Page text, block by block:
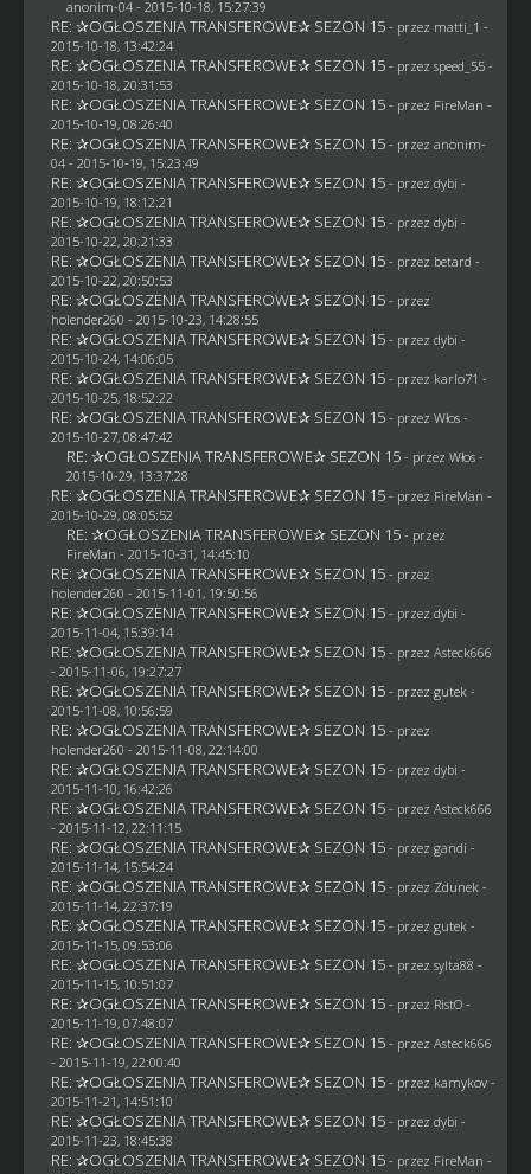
anonim-04- 2015-10-18, 15:27:39
RE: ✰OGŁOSZENIA TRANSFEROWE✰ SEZON 15 - przez matti_1 -
2015-10-18, 13:42:24
RE: ✰OGŁOSZENIA TRANSFEROWE✰ SEZON 15 - przez speed_55 -
2015-10-18, 20:31:53
RE: ✰OGŁOSZENIA TRANSFEROWE✰ SEZON 15 - przez FireMan -
2015-10-19, 08:26:40
RE: ✰OGŁOSZENIA TRANSFEROWE✰ SEZON 15 - przez anonim-
04- 2015-10-19, 15:23:49
RE: ✰OGŁOSZENIA TRANSFEROWE✰ SEZON 15 - przez dybi -
2015-10-19, 18:12:21
RE: ✰OGŁOSZENIA TRANSFEROWE✰ SEZON 15 - przez dybi -
2015-10-22, 20:21:33
RE: ✰OGŁOSZENIA TRANSFEROWE✰ SEZON 15 - przez betard -
2015-10-22, 20:50:53
RE: ✰OGŁOSZENIA TRANSFEROWE✰ SEZON 15 - przez
holender260 - 2015-10-23, 14:28:55
RE: ✰OGŁOSZENIA TRANSFEROWE✰ SEZON 15 - przez dybi -
2015-10-24, 14:06:05
RE: ✰OGŁOSZENIA TRANSFEROWE✰ SEZON 15 - przez karlo71 -
2015-10-25, 18:52:22
RE: ✰OGŁOSZENIA TRANSFEROWE✰ SEZON 15 - przez Włos-
2015-10-27, 08:47:42
RE: ✰OGŁOSZENIA TRANSFEROWE✰ SEZON 15 - przez Włos-
2015-10-29, 13:37:28
RE: ✰OGŁOSZENIA TRANSFEROWE✰ SEZON 15 - przez FireMan -
2015-10-29, 08:05:52
RE: ✰OGŁOSZENIA TRANSFEROWE✰ SEZON 15 - przez
FireMan - 2015-10-31, 14:45:10
RE: ✰OGŁOSZENIA TRANSFEROWE✰ SEZON 15 - przez
holender260 - 2015-11-01, 19:50:56
RE: ✰OGŁOSZENIA TRANSFEROWE✰ SEZON 15 - przez dybi -
2015-11-04, 15:39:14
RE: ✰OGŁOSZENIA TRANSFEROWE✰ SEZON 15 - przez Asteck666
- 2015-11-06, 19:27:27
RE: ✰OGŁOSZENIA TRANSFEROWE✰ SEZON 15 - przez gutek -
2015-11-08, 10:56:59
RE: ✰OGŁOSZENIA TRANSFEROWE✰ SEZON 15 - przez
holender260 - 2015-11-08, 22:14:00
RE: ✰OGŁOSZENIA TRANSFEROWE✰ SEZON 15 - przez dybi -
2015-11-10, 16:42:26
RE: ✰OGŁOSZENIA TRANSFEROWE✰ SEZON 15 - przez Asteck666
- 2015-11-12, 22:11:15
RE: ✰OGŁOSZENIA TRANSFEROWE✰ SEZON 15 - przez gandi -
2015-11-14, 15:54:24
RE: ✰OGŁOSZENIA TRANSFEROWE✰ SEZON 15 - przez Zdunek -
2015-11-14, 22:37:19
RE: ✰OGŁOSZENIA TRANSFEROWE✰ SEZON 15 - przez gutek -
2015-11-15, 09:53:06
RE: ✰OGŁOSZENIA TRANSFEROWE✰ SEZON 15 - przez sylta88 -
2015-11-15, 10:51:07
RE: ✰OGŁOSZENIA TRANSFEROWE✰ SEZON 15 - przez RistO-
2015-11-19, 07:48:07
RE: ✰OGŁOSZENIA TRANSFEROWE✰ SEZON 15 - przez Asteck666
- 2015-11-19, 22:00:40
RE: ✰OGŁOSZENIA TRANSFEROWE✰ SEZON 15 - przez kamykov-
2015-11-21, 14:51:10
RE: ✰OGŁOSZENIA TRANSFEROWE✰ SEZON 15 - przez dybi -
2015-11-23, 18:45:38
RE: ✰OGŁOSZENIA TRANSFEROWE✰ SEZON 15 - przez FireMan -